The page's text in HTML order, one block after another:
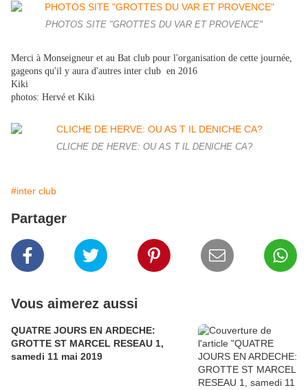
PHOTOS SITE "GROTTES DU VAR ET PROVENCE"
Merci à Monseigneur et au Bat club pour l'organisation de cette journée,
gageons qu'il y aura d'autres inter club en 2016
Kiki
photos: Hervé et Kiki
CLICHE DE HERVE: OU AS T IL DENICHE CA?
#inter club
Partager
Vous aimerez aussi
QUATRE JOURS EN ARDECHE:
GROTTE ST MARCEL RESEAU 1,
samedi 11 mai 2019